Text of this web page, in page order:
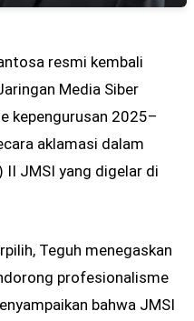
resmi kembali
Media Siber
kepengurusan 2025–
aklamasi dalam
II JMSI yang digelar di
Teguh menegaskan
profesionalisme
bahwa JMSI